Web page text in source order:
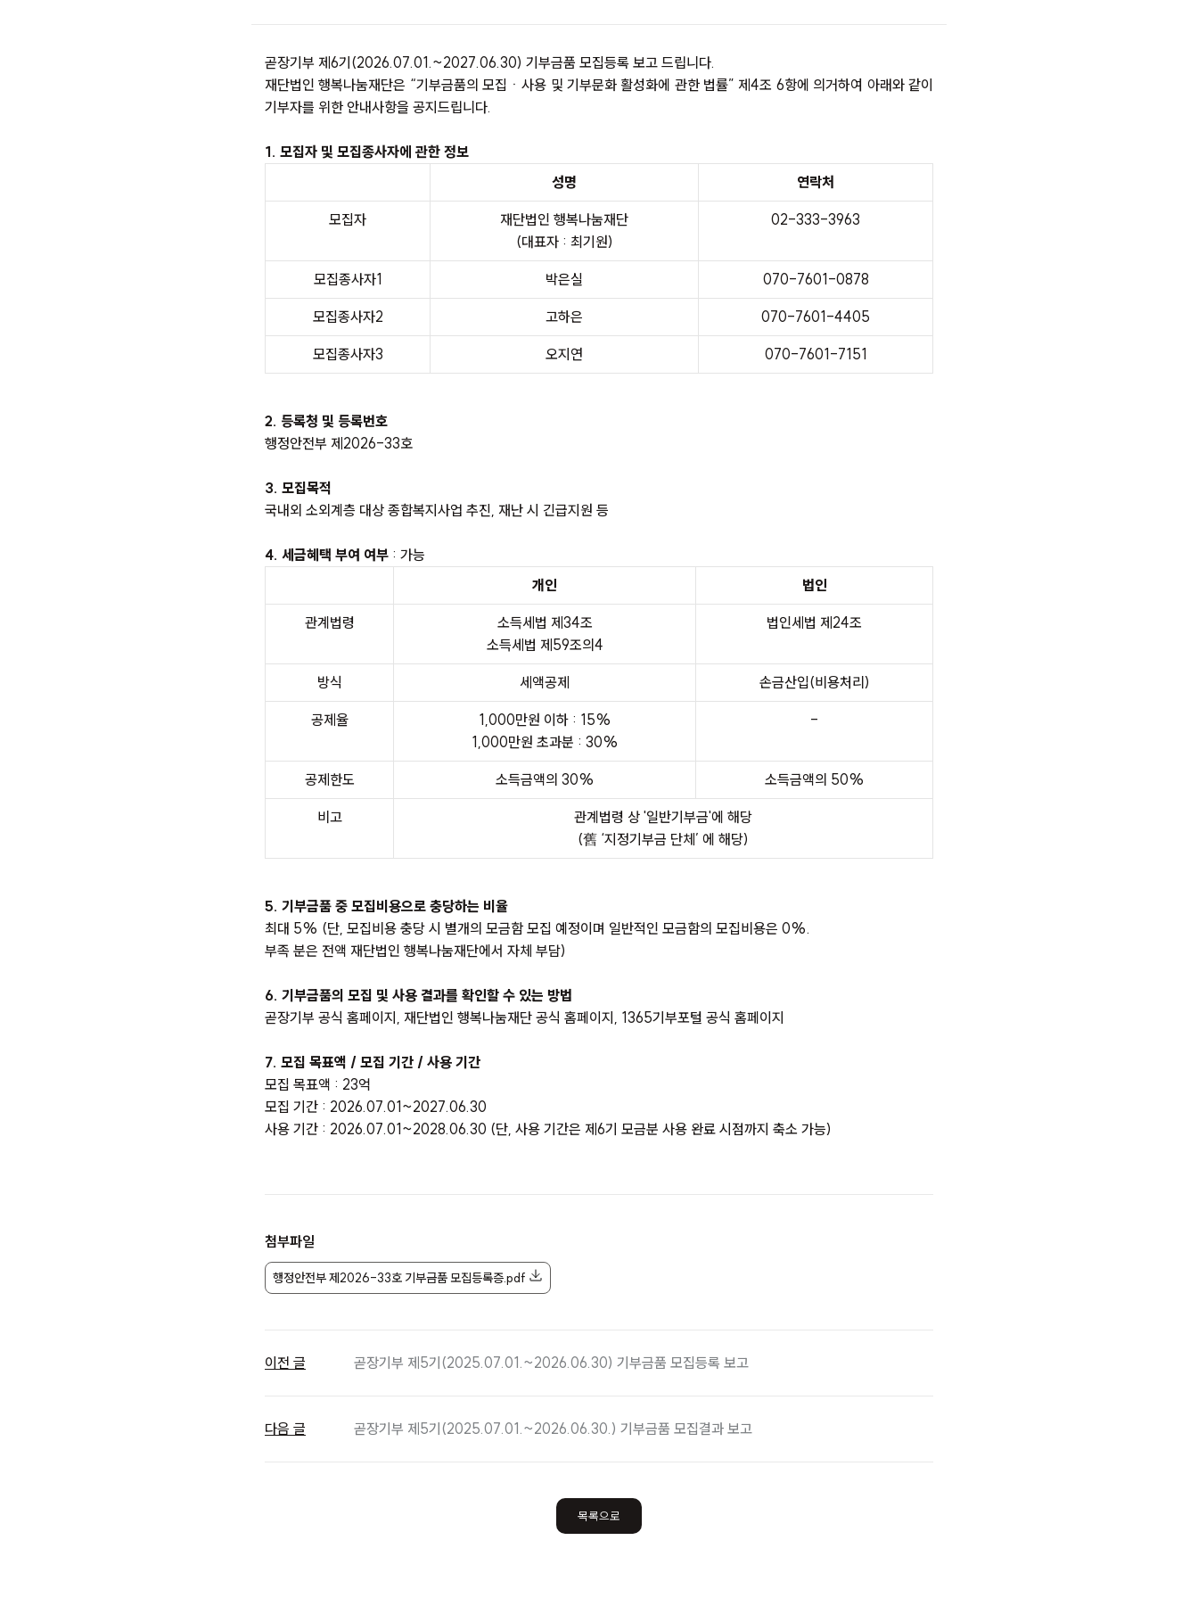
곧장기부 제6기(2026.07.01.~2027.06.30) 기부금품 모집등록 보고 드립니다.
재단법인 행복나눔재단은 “기부금품의 모집ㆍ사용 및 기부문화 활성화에 관한 법률” 제4조 6항에 의거하여 아래와 같이
기부자를 위한 안내사항을 공지드립니다.
1. 모집자 및 모집종사자에 관한 정보
성명
연락처
모집자
재단법인 행복나눔재단
(대표자 : 최기원)
02-333-3963
모집종사자1 박은실 070-7601-0878
모집종사자2 고하은 070-7601-4405
모집종사자3 오지연 070-7601-7151
2. 등록청 및 등록번호
행정안전부 제2026-33호
3. 모집목적
국내외 소외계층 대상 종합복지사업 추진, 재난 시 긴급지원 등
4. 세금혜택 부여 여부 : 가능
개인
법인
관계법령
소득세법 제34조
소득세법 제59조의4
법인세법 제24조
방식 세액공제 손금산입(비용처리)
공제율
1,000만원 이하 : 15%
1,000만원 초과분 : 30%
-
공제한도 소득금액의 30% 소득금액의 50%
비고
관계법령 상 '일반기부금'에 해당
(舊 ‘지정기부금 단체’ 에 해당)
5. 기부금품 중 모집비용으로 충당하는 비율
최대 5% (단, 모집비용 충당 시 별개의 모금함 모집 예정이며 일반적인 모금함의 모집비용은 0%.
부족 분은 전액 재단법인 행복나눔재단에서 자체 부담)
6. 기부금품의 모집 및 사용 결과를 확인할 수 있는 방법
곧장기부 공식 홈페이지, 재단법인 행복나눔재단 공식 홈페이지, 1365기부포털 공식 홈페이지
7. 모집 목표액 / 모집 기간 / 사용 기간
모집 목표액 : 23억
모집 기간 : 2026.07.01~2027.06.30
사용 기간 : 2026.07.01~2028.06.30 (단, 사용 기간은 제 6기 모금분 사용 완료 시점까지 축소 가능)
첨부파일
행정안전부 제2026-33호 기부금품 모집등록증.pdf
이전 글 곧장기부 제5기(2025.07.01.~2026.06.30) 기부금품 모집등록 보고
다음 글 곧장기부 제5기(2025.07.01.~2026.06.30.) 기부금품 모집결과 보고
목록으로